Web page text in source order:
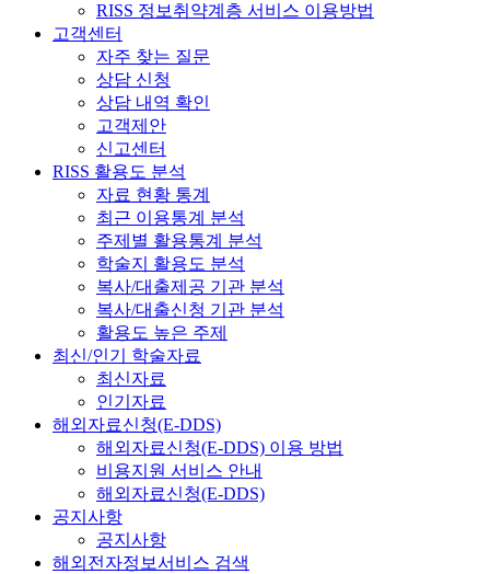
RISS 정보취약계층 서비스 이용방법
고객센터
자주 찾는 질문
상담 신청
상담 내역 확인
고객제안
신고센터
RISS 활용도 분석
자료 현황 통계
최근 이용통계 분석
주제별 활용통계 분석
학술지 활용도 분석
복사/대출제공 기관 분석
복사/대출신청 기관 분석
활용도 높은 주제
최신/인기 학술자료
최신자료
인기자료
해외자료신청(E-DDS)
해외자료신청(E-DDS) 이용 방법
비용지원 서비스 안내
해외자료신청(E-DDS)
공지사항
공지사항
해외전자정보서비스 검색